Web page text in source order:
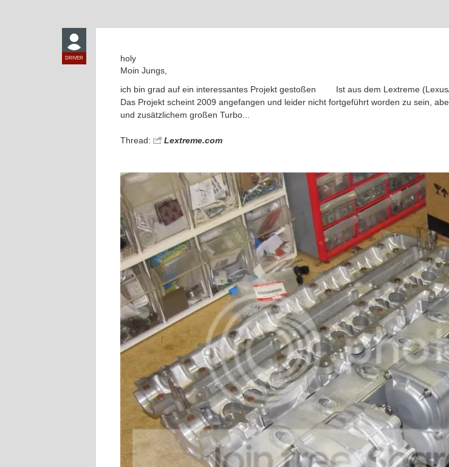
DRIVER holy
Moin Jungs,
ich bin grad auf ein interessantes Projekt gestoßen
Ist aus dem Lextreme
Das Projekt scheint 2009 angefangen und leider nicht fortgeführt worden zu sein,
und zusätzlichem großen Turbo...
Thread: Lextreme.com